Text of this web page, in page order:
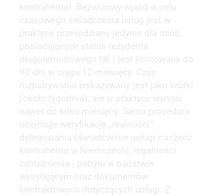
kontrahenta). Bezwizowy wjazd w celu
czasowego świadczenia usług jest w
praktyce przewidziany jedynie dla osób
posiadających status rezydenta
długoterminowego UE i jest limitowany do
90 dni w ciągu 12 miesięcy. Czas
rozpatrywania wskazywany jest jako krótki
(około tygodnia), ale w praktyce wynosi
nawet do kilku miesięcy. Sama procedura
obejmuje weryfikację „realności”
delegowania (świadczenie usługi na rzecz
kontrahenta w Niemczech), legalności
zatrudnienia i pobytu w państwie
wysyłającym oraz dokumentów
kontraktowych dotyczących usługi. Z